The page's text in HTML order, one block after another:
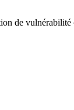
de vulnérabilité